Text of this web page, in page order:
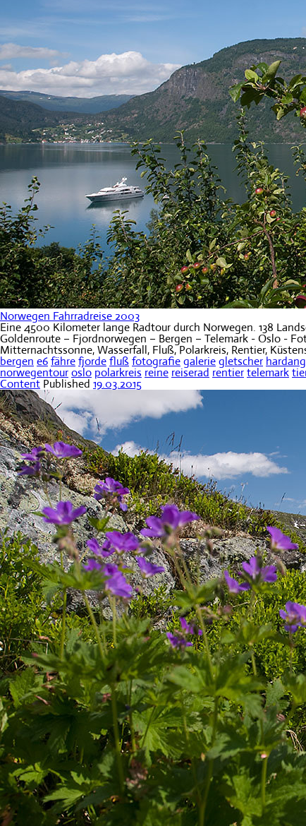
Norwegen Fahrradreise 2003
Eine 4500 Kilometer lange Radtour durch Norwegen. 138
Goldenroute – Fjordnorwegen – Bergen – Telemark - Oslo -
Mitternachtssonne, Wasserfall, Fluß, Polarkreis, Rentier,
bergen e6fährefjordeflußfotografiegaleriegletscher
norwegentouroslo polarkreis reine reiserad rentiertelemark
Content Published 19.03.2015